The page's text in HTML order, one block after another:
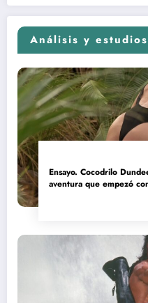
Análisis y
Ensayo. Cocodrilo
aventura que empezó